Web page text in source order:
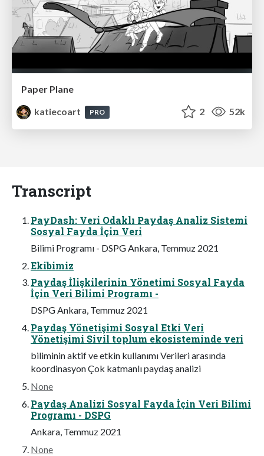
Paper Plane
katiecoart
PRO 2 52k
Transcript
PayDash: Veri Odaklı Paydaş Analiz Sistemi
Sosyal Fayda İçin Veri
Bilimi Programı - DSPG Ankara, Temmuz 2021
Ekibimiz
Paydaş İlişkilerinin Yönetimi Sosyal Fayda
İçin Veri Bilimi Programı -
DSPG Ankara, Temmuz 2021
Paydaş Yönetişimi Sosyal Etki Veri
Yönetişimi Sivil toplum ekosisteminde veri
biliminin aktif ve etkin kullanımı Verileri arasında
koordinasyon Çok katmanlı paydaş analizi
None
Paydaş Analizi Sosyal Fayda İçin Veri Bilimi
Programı - DSPG
Ankara, Temmuz 2021
None